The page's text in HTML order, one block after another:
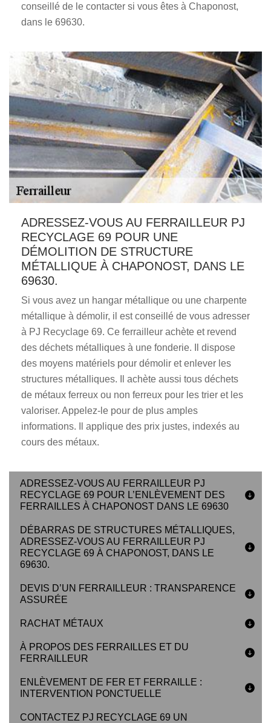
conseillé de le contacter si vous êtes à Chaponost,
dans le 69630.
ADRESSEZ-VOUS AU FERRAILLEUR PJ
RECYCLAGE 69 POUR UNE
DÉMOLITION DE STRUCTURE
MÉTALLIQUE À CHAPONOST, DANS LE
69630.
Si vous avez un hangar métallique ou une charpente
métallique à démolir, il est conseillé de vous adresser
à PJ Recyclage 69. Ce ferrailleur achète et revend
des déchets métalliques à une fonderie. Il dispose
des moyens matériels pour démolir et enlever les
structures métalliques. Il achète aussi tous déchets
de métaux ferreux ou non ferreux pour les trier et les
valoriser. Appelez-le pour de plus amples
informations. Il applique des prix justes, indexés au
cours des métaux.
ADRESSEZ-VOUS AU FERRAILLEUR PJ
RECYCLAGE 69 POUR L’ENLÈVEMENT DES
FERRAILLES À CHAPONOST DANS LE 69630
DÉBARRAS DE STRUCTURES MÉTALLIQUES,
ADRESSEZ-VOUS AU FERRAILLEUR PJ
RECYCLAGE 69 À CHAPONOST, DANS LE
69630.
DEVIS D’UN FERRAILLEUR : TRANSPARENCE
ASSURÉE
RACHAT MÉTAUX
À PROPOS DES FERRAILLES ET DU
FERRAILLEUR
ENLÈVEMENT DE FER ET FERRAILLE :
INTERVENTION PONCTUELLE
CONTACTEZ PJ RECYCLAGE 69 UN